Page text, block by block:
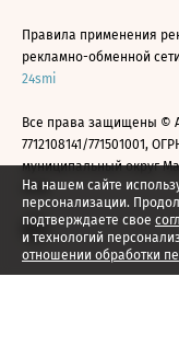
На нашем сайте
персонализации.
подтверждаете свое
и технологий
отношении обработки
Правила применения
рекламно-обменной
24smi
Все права защищены ©
7712108141/771501001,
муниципальный округ
2026